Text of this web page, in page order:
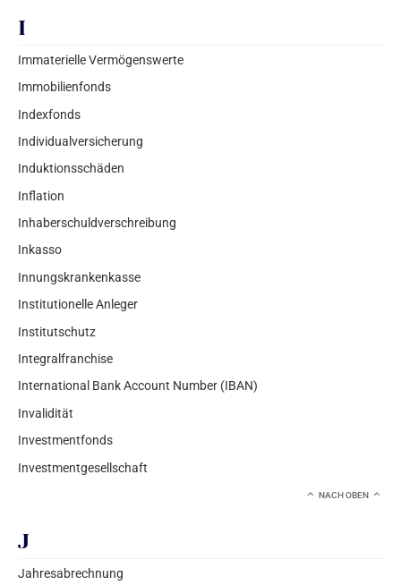
I
Immaterielle Vermögenswerte
Immobilienfonds
Indexfonds
Individualversicherung
Induktionsschäden
Inflation
Inhaberschuldverschreibung
Inkasso
Innungskrankenkasse
Institutionelle Anleger
Institutschutz
Integralfranchise
International Bank Account Number (IBAN)
Invalidität
Investmentfonds
Investmentgesellschaft
NACH OBEN
J
Jahresabrechnung